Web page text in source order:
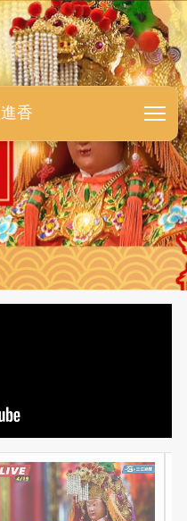
紀錄
香